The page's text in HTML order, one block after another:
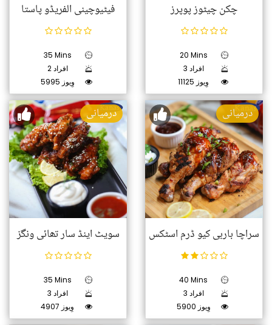
فیٹیوچینی الفریڈو پاستا
35 Mins
2 افراد
5995 وِیوز
چکن چیٹوز پوپرز
20 Mins
3 افراد
11125 وِیوز
درمیانی
سویٹ اینڈ سار تھائی ونگز
35 Mins
3 افراد
4907 وِیوز
درمیانی
سراچا باربی کیو ڈرم اسٹکس
40 Mins
3 افراد
5900 وِیوز